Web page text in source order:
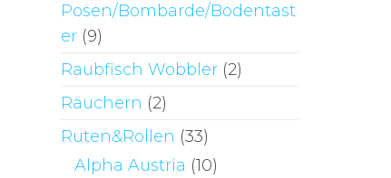
Posen/Bombarde/Bodentast
er (9)
Raubfisch Wobbler (2)
Räuchern (2)
Ruten&Rollen (33)
Alpha Austria (10)